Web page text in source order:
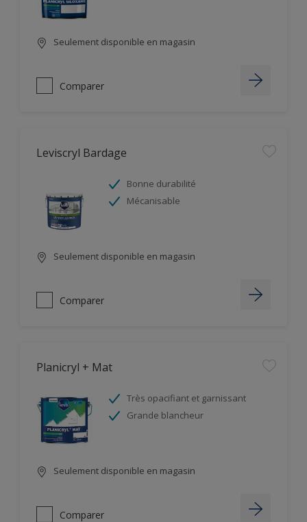
Seulement disponible en magasin
Comparer
Leviscryl Bardage
Bonne durabilité
Mécanisable
Seulement disponible en magasin
Comparer
Planicryl + Mat
Très opacifiant et garnissant
Grande blancheur
Seulement disponible en magasin
Comparer